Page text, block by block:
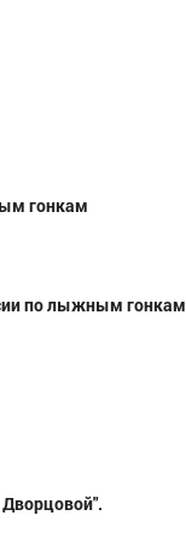
гонкам
по лыжным гонкам